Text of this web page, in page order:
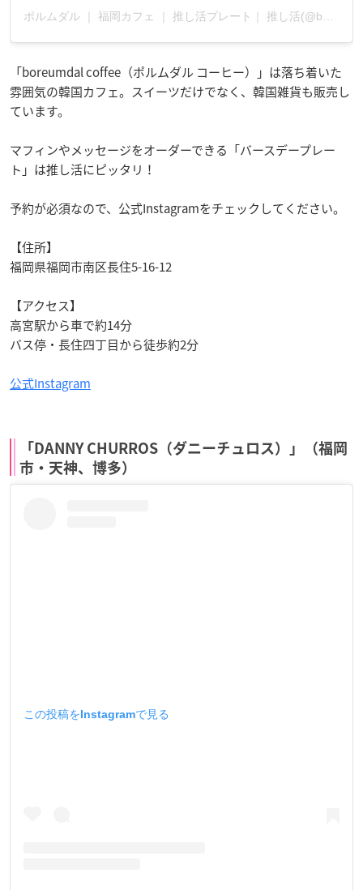
「boreumdal coffee（ポルムダル コーヒー）」は落ち着いた
雰囲気の韓国カフェ。スイーツだけでなく、韓国雑貨も販売し
ています。
マフィンやメッセージをオーダーできる「バースデープレー
ト」は推し活にピッタリ！
予約が必須なので、公式Instagramをチェックしてください。
【住所】
福岡県福岡市南区長住5-16-12
【アクセス】
高宮駅から車で約14分
バス停・長住四丁目から徒歩約2分
公式Instagram
「DANNY CHURROS（ダニーチュロス）」（福岡
市・天神、博多）
この投稿をInstagramで見る